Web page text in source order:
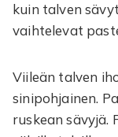
kuin talven
vaihtelevat
Viileän talven
sinipohjainen.
ruskean sävyjä.